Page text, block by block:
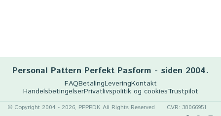
Personal Pattern Perfekt Pasform - siden 2004.
FAQBetalingLeveringKontakt
HandelsbetingelserPrivatlivspolitik og cookiesTrustpilot
© Copyright 2004 - 2026, PPPP.DK All Rights Reserved CVR: 38066951